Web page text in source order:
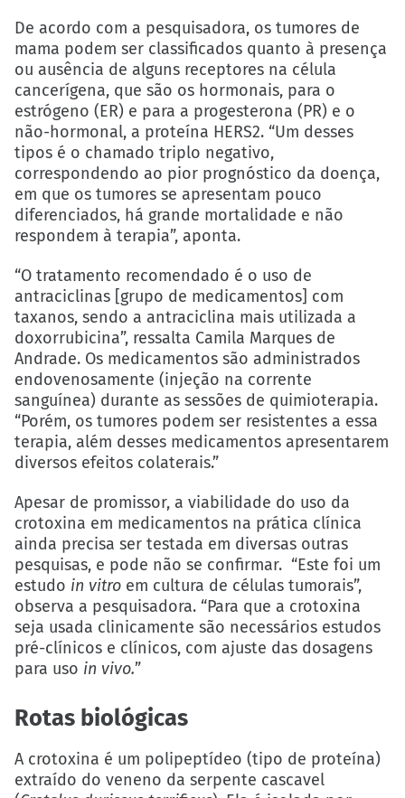
De acordo com a pesquisadora, os tumores de
mama podem ser classificados quanto à presença
ou ausência de alguns receptores na célula
cancerígena, que são os hormonais, para o
estrógeno (ER) e para a progesterona (PR) e o
não-hormonal, a proteína HERS2. “Um desses
tipos é o chamado triplo negativo,
correspondendo ao pior prognóstico da doença,
em que os tumores se apresentam pouco
diferenciados, há grande mortalidade e não
respondem à terapia”, aponta.
“O tratamento recomendado é o uso de
antraciclinas [grupo de medicamentos] com
taxanos, sendo a antraciclina mais utilizada a
doxorrubicina”, ressalta Camila Marques de
Andrade. Os medicamentos são administrados
endovenosamente (injeção na corrente
sanguínea) durante as sessões de quimioterapia.
“Porém, os tumores podem ser resistentes a essa
terapia, além desses medicamentos apresentarem
diversos efeitos colaterais.”
Apesar de promissor, a viabilidade do uso da
crotoxina em medicamentos na prática clínica
ainda precisa ser testada em diversas outras
pesquisas, e pode não se confirmar. “Este foi um
estudo in vitro em cultura de células tumorais”,
observa a pesquisadora. “Para que a crotoxina
seja usada clinicamente são necessários estudos
pré-clínicos e clínicos, com ajuste das dosagens
para uso in vivo.”
Rotas biológicas
A crotoxina é um polipeptídeo (tipo de proteína)
extraído do veneno da serpente cascavel